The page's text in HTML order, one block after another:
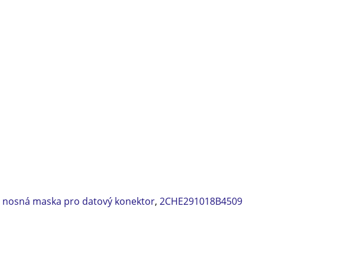
nosná maska pro datový konektor, 2CHE291018B4509